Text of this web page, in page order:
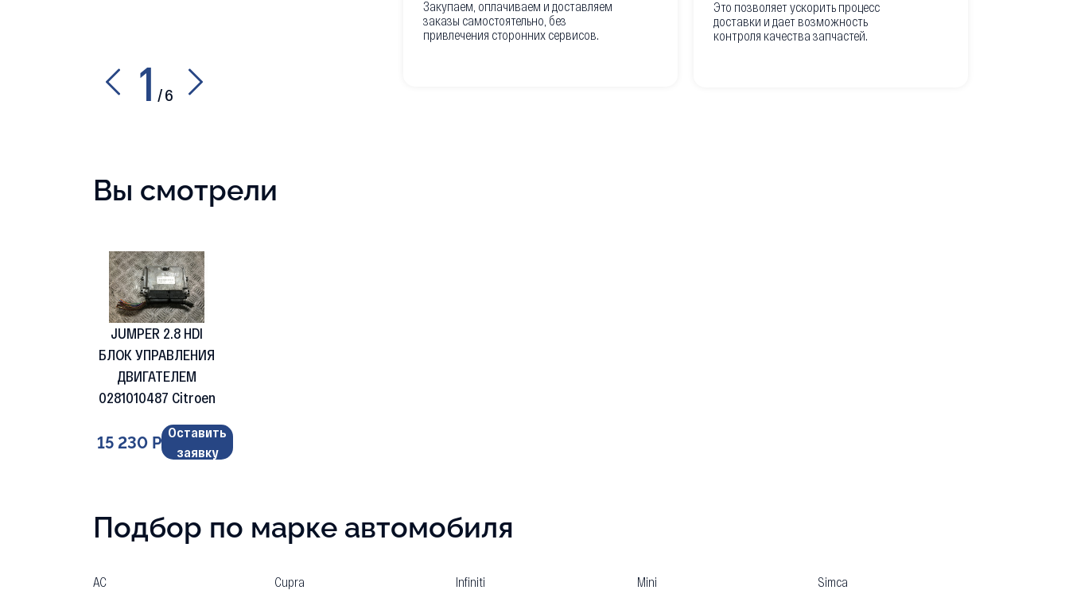
1 /6
Закупаем, оплачиваем и доставляем
заказы самостоятельно, без
привлечения сторонних сервисов.
Это позволяет ускорить процесс
доставки и дает возможность
контроля качества запчастей.
Вы смотрели
JUMPER 2.8 HDI
БЛОК УПРАВЛЕНИЯ
ДВИГАТЕЛЕМ
0281010487 Citroen
15 230 Р
Оставить
заявку
Подбор по марке автомобиля
AC Cupra Infiniti Mini Simca